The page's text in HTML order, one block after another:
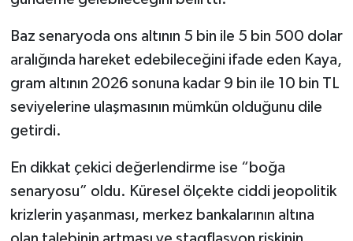
Baz senaryoda ons altının 5 bin ile 5 bin 500 dolar
aralığında hareket edebileceğini ifade eden Kaya,
gram altının 2026 sonuna kadar 9 bin ile 10 bin TL
seviyelerine ulaşmasının mümkün olduğunu dile
getirdi.
En dikkat çekici değerlendirme ise “boğa
senaryosu” oldu. Küresel ölçekte ciddi jeopolitik
krizlerin yaşanması, merkez bankalarının altına